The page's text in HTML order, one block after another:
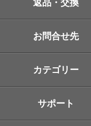
返品・交換
お問合せ先
カテゴリー
サポート